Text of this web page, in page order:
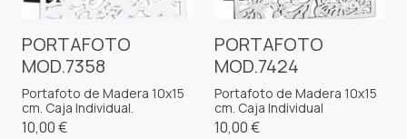
PORTAFOTO
MOD.7358
Portafoto de Madera 10x15
cm. Caja Individual.
10,00 €
PORTAFOTO
MOD.7424
Portafoto de Madera 10x15
cm. Caja Individual
10,00 €